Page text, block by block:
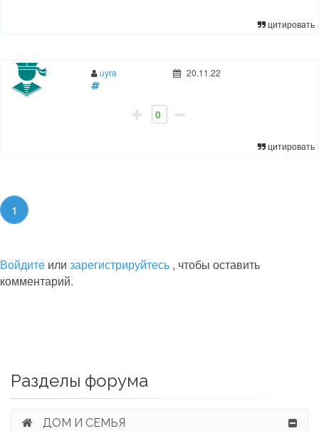
цитировать
uyra 20.11.22
0
цитировать
1
Войдите или зарегистрируйтесь , чтобы оставить
комментарий.
Разделы форума
ДОМ И СЕМЬЯ